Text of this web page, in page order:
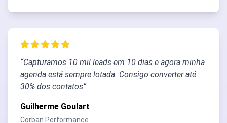
“Capturamos 10 mil leads em 10 dias e agora minha
agenda está sempre lotada. Consigo converter até
30% dos contatos”
Guilherme Goulart
Corban Performance